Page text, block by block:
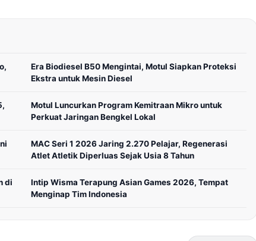
Era Biodiesel B50 Mengintai, Motul Siapkan Proteksi
Ekstra untuk Mesin Diesel
Motul Luncurkan Program Kemitraan Mikro untuk
Perkuat Jaringan Bengkel Lokal
MAC Seri 1 2026 Jaring 2.270 Pelajar, Regenerasi
Atlet Atletik Diperluas Sejak Usia 8 Tahun
di
Intip Wisma Terapung Asian Games 2026, Tempat
Menginap Tim Indonesia